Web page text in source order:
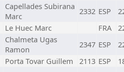
Capellades Subirana
Marc
2332 ESP
Le Huec Marc FRA
Chalmeta Ugas
Ramon
2347 ESP
Porta Tovar Guillem 2113 ESP